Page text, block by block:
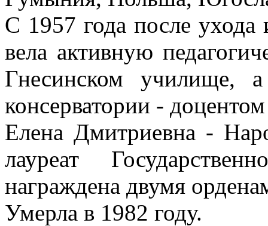
С 1957 года после ухода
вела активную
Гнесинском училище,
консерватории -
Елена Дмитриевна -
лауреат
награждена двумя
Умерла в 1982 году.